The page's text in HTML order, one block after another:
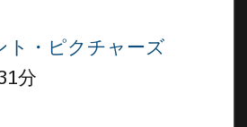
ト・ピクチャーズ
分